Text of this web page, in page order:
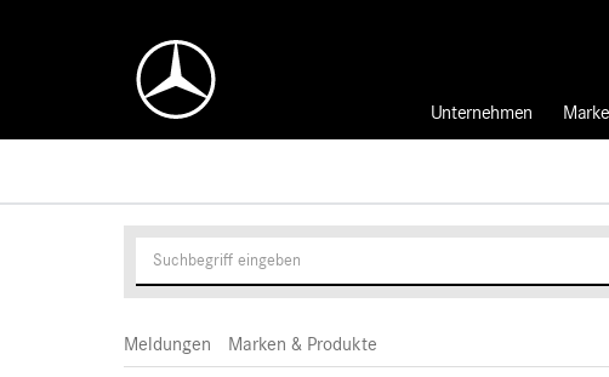
Unternehmen
Meldungen Marken & Produkte